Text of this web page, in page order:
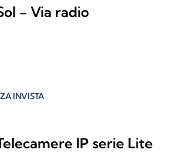
- Via radio
INVISTA
IP serie Lite